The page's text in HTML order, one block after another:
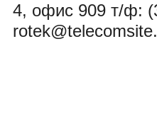
4, офис 909 т/ф: